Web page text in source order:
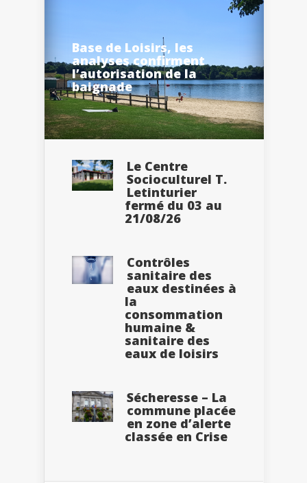
Base de Loisirs, les
analyses confirment
l’autorisation de la
baignade
Le Centre
Socioculturel T.
Letinturier
fermé du 03 au
21/08/26
Contrôles
sanitaire des
eaux destinées à
la
consommation
humaine &
sanitaire des
eaux de loisirs
Sécheresse – La
commune placée
en zone d’alerte
classée en Crise